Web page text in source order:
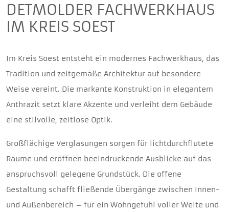
DETMOLDER FACHWERKHAUS
IM KREIS SOEST
Im Kreis Soest entsteht ein modernes Fachwerkhaus, das
Tradition und zeitgemäße Architektur auf besondere
Weise vereint. Die markante Konstruktion in elegantem
Anthrazit setzt klare Akzente und verleiht dem Gebäude
eine stilvolle, zeitlose Optik.
Großflächige Verglasungen sorgen für lichtdurchflutete
Räume und eröffnen beeindruckende Ausblicke auf das
anspruchsvoll gelegene Grundstück. Die offene
Gestaltung schafft fließende Übergänge zwischen Innen-
und Außenbereich – für ein Wohngefühl voller Weite und